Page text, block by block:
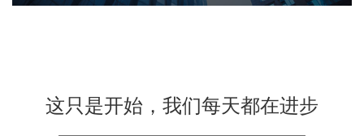
这只是开始，我们每天都在进步